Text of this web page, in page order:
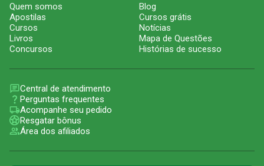
Quem somos
Apostilas
Cursos
Livros
Concursos
Blog
Cursos grátis
Notícias
Mapa de Questões
Histórias de sucesso
Central de atendimento
Perguntas frequentes
Acompanhe seu pedido
Resgatar bônus
Área dos afiliados